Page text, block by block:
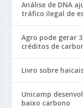
Análise de DNA
tráfico ilegal de
Agro pode gerar
créditos de
Livro sobre
Unicamp
baixo carbono